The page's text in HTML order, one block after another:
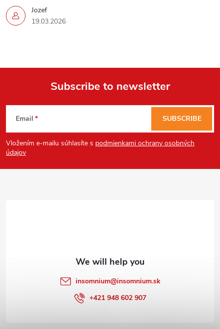
Jozef
19.03.2026
F
o
o
Subscribe to newsletter
Email
Vložením e-mailu súhlasíte s podmienkami ochrany osobných
údajov
SUBSCRIBE
insomnium@insomnium.sk
+421 948 602 907